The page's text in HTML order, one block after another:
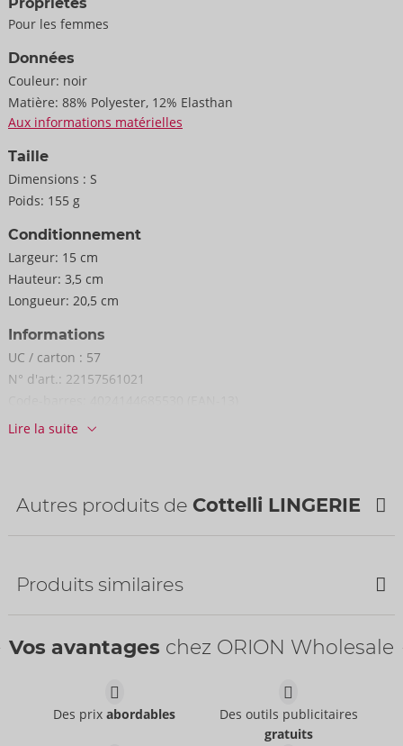
Pour les femmes
Données
Couleur: noir
Matière: 88% Polyester, 12% Elasthan
Aux informations matérielles
Taille
Dimensions : S
Poids: 155 g
Conditionnement
Largeur: 15 cm
Hauteur: 3,5 cm
Longueur: 20,5 cm
Informations
UC / carton : 57
N° d'art.: 22157561021
Numéro de tarif douanier:
Lire la suite
Autres produits de Cottelli LINGERIE
Produits similaires
Vos avantages chez ORION Wholesale
Des prixabordables
Des outils publicitaires
gratuits